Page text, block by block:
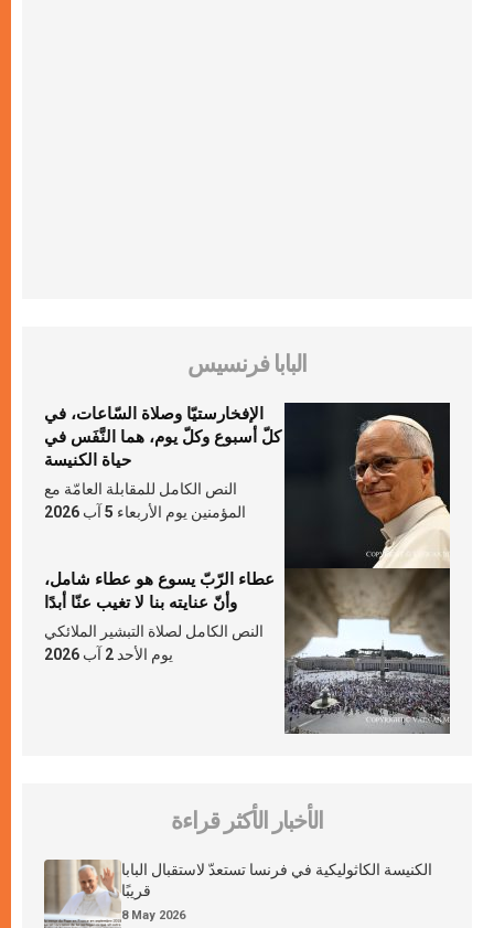
البابا فرنسيس
الإفخارستيّا وصلاة السّاعات، في
كلّ أسبوع وكلّ يوم، هما النَّفَس في
حياة الكنيسة
النص الكامل للمقابلة العامّة مع
المؤمنين يوم الأربعاء 5 آب 2026
عطاء الرّبّ يسوع هو عطاء شامل،
وأنّ عنايته بنا لا تغيب عنّا أبدًا
النص الكامل لصلاة التبشير الملائكي
يوم الأحد 2 آب 2026
الأخبار الأكثر قراءة
الكنيسة الكاثوليكية في فرنسا تستعدّ لاستقبال البابا
قريبًا
8 May 2026